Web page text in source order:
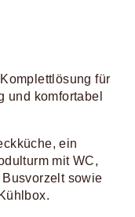
für
und komfortabel
ein
mit WC,
sowie